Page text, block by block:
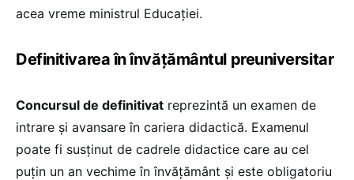
acea vreme ministrul Educației.
Definitivarea în învățământul preuniversitar
Concursul de definitivat reprezintă un examen de
intrare și avansare în cariera didactică. Examenul
poate fi susținut de cadrele didactice care au cel
puțin un an vechime în învățământ și este obligatoriu